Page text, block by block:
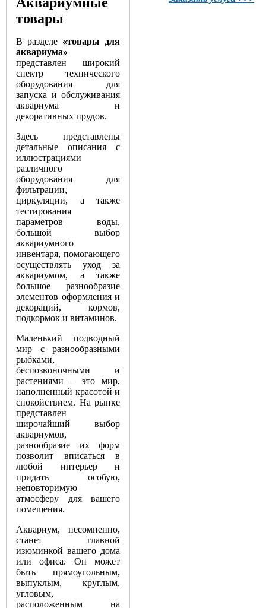
товары
В разделе «товары для
аквариума»
представлен широкий
спектр технического
оборудования для
запуска и обслуживания
аквариума и
декоративных прудов.
Здесь представлены
детальные описания с
иллюстрациями
различного
оборудования для
фильтрации,
циркуляции, а также
тестирования
параметров воды,
большой выбор
аквариумного
инвентаря, помогающего
осуществлять уход за
аквариумом, а также
большое разнообразие
элементов оформления и
декораций, кормов,
подкормок и витаминов.
Маленький подводный
мир с разнообразными
рыбками,
беспозвоночными и
растениями – это мир,
наполненный красотой и
спокойствием. На рынке
представлен
широчайший выбор
аквариумов,
разнообразие их форм
позволит вписаться в
любой интерьер и
придать особую,
неповторимую
атмосферу для вашего
помещения.
Аквариум, несомненно,
станет главной
изюминкой вашего дома
или офиса. Он может
быть прямоугольным,
выпуклым, круглым,
угловым,
расположенным на